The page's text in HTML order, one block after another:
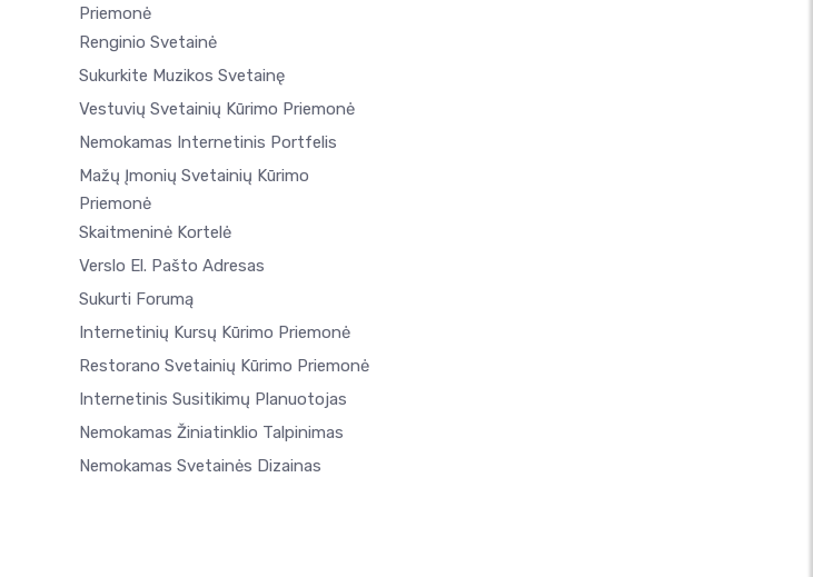
Priemonė
Renginio Svetainė
Sukurkite Muzikos Svetainę
Vestuvių Svetainių Kūrimo Priemonė
Nemokamas Internetinis Portfelis
Mažų Įmonių Svetainių Kūrimo
Priemonė
Skaitmeninė Kortelė
Verslo El. Pašto Adresas
Sukurti Forumą
Internetinių Kursų Kūrimo Priemonė
Restorano Svetainių Kūrimo Priemonė
Internetinis Susitikimų Planuotojas
Nemokamas Žiniatinklio Talpinimas
Nemokamas Svetainės Dizainas